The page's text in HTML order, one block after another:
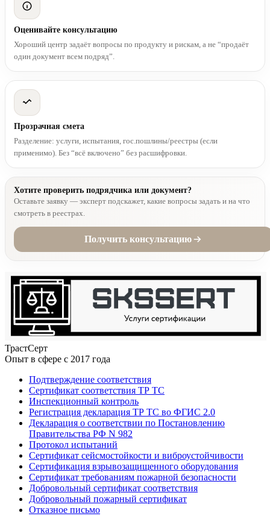
Оценивайте консультацию
Хороший центр задаёт вопросы по продукту и рискам, а не “продаёт
один документ всем подряд”.
Прозрачная смета
Разделение: услуги, испытания, гос.пошлины/реестры (если
применимо). Без “всё включено” без расшифровки.
Хотите проверить подрядчика или документ?
Оставьте заявку — эксперт подскажет, какие вопросы задать и на что
смотреть в реестрах.
Получить консультацию
ТрастСерт
Опыт в сфере с 2017 года
Подтверждение соответствия
Сертификат соответствия ТР ТС
Инспекционный контроль
Регистрация декларация ТР ТС во ФГИС 2.0
Декларация о соответствии по Постановлению
Правительства РФ N 982
Протокол испытаний
Сертификат сейсмостойкости и виброустойчивости
Сертификация взрывозащищенного оборудования
Сертификат требованиям пожарной безопасности
Добровольный сертификат соответствия
Добровольный пожарный сертификат
Отказное письмо